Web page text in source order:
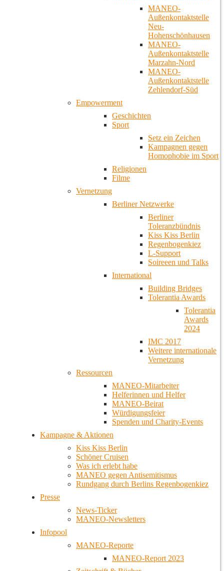
MANEO-
Außenkontaktstelle
Neu-
Hohenschönhausen
MANEO-
Außenkontaktstelle
Marzahn-Nord
MANEO-
Außenkontaktstelle
Zehlendorf-Süd
Empowerment
Geschichten
Sport
Setz ein Zeichen
Kampagnen gegen
Homophobie im Sport
Religionen
Filme
Vernetzung
Berliner Netzwerke
Berliner
Toleranzbündnis
Kiss Kiss Berlin
Regenbogenkiez
L-Support
Soireeen und Talks
International
Building Bridges
Tolerantia Awards
Tolerantia
Awards
2024
IMC 2017
Weitere internationale
Vernetzung
Ressourcen
MANEO-Mitarbeiter
Helferinnen und Helfer
MANEO-Beirat
Würdigungsfeier
Spenden und Charity-Events
Kampagne & Aktionen
Kiss Kiss Berlin
Schöner Cruisen
Was ich erlebt habe
MANEO gegen Antisemitismus
Rundgang durch Berlins Regenbogenkiez
Presse
News-Ticker
MANEO-Newsletters
Infopool
MANEO-Reporte
MANEO-Report 2023